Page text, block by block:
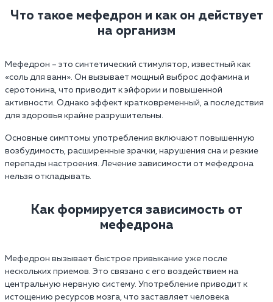
Что такое мефедрон и как он действует
на организм
Мефедрон – это синтетический стимулятор, известный как
«соль для ванн». Он вызывает мощный выброс дофамина и
серотонина, что приводит к эйфории и повышенной
активности. Однако эффект кратковременный, а последствия
для здоровья крайне разрушительны.
Основные симптомы употребления включают повышенную
возбудимость, расширенные зрачки, нарушения сна и резкие
перепады настроения. Лечение зависимости от мефедрона
нельзя откладывать.
Как формируется зависимость от
мефедрона
Мефедрон вызывает быстрое привыкание уже после
нескольких приемов. Это связано с его воздействием на
центральную нервную систему. Употребление приводит к
истощению ресурсов мозга, что заставляет человека